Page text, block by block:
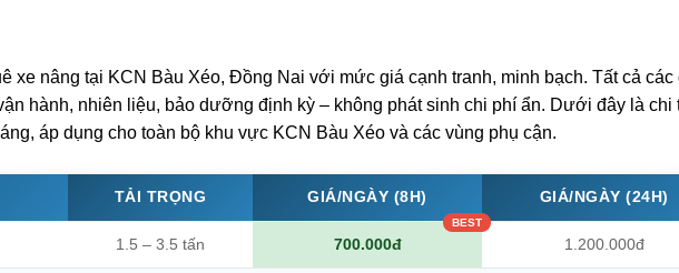
xe nâng tại KCN Bàu Xéo, Đồng Nai với mức giá cạnh tranh, minh bạch. Tất cả các
hành, nhiên liệu, bảo dưỡng định kỳ – không phát sinh chi phí ẩn. Dưới đây là chi
áp dụng cho toàn bộ khu vực KCN Bàu Xéo và các vùng phụ cận.
TẢI TRỌNG GIÁ/NGÀY (8H) GIÁ/NGÀY (24H)
1.5 – 3.5 tấn 700.000đ 1.200.000đ